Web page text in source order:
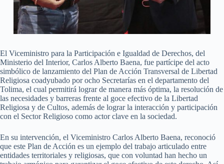
El Viceministro para la Participación e Igualdad de Derechos, del
Ministerio del Interior, Carlos Alberto Baena, fue partícipe del acto
simbólico de lanzamiento del Plan de Acción Transversal de Libertad
Religiosa coadyubado por ocho Secretarías en el departamento del
Tolima, el cual permitirá lograr de manera más óptima, la resolución de
las necesidades y barreras frente al goce efectivo de la Libertad
Religiosa y de Cultos, además de lograr la interacción y participación
con el Sector Religioso como actor clave en la sociedad.
En su intervención, el Viceministro Carlos Alberto Baena, reconoció
que este Plan de Acción es un ejemplo del trabajo articulado entre
entidades territoriales y religiosas, que con voluntad han hecho un